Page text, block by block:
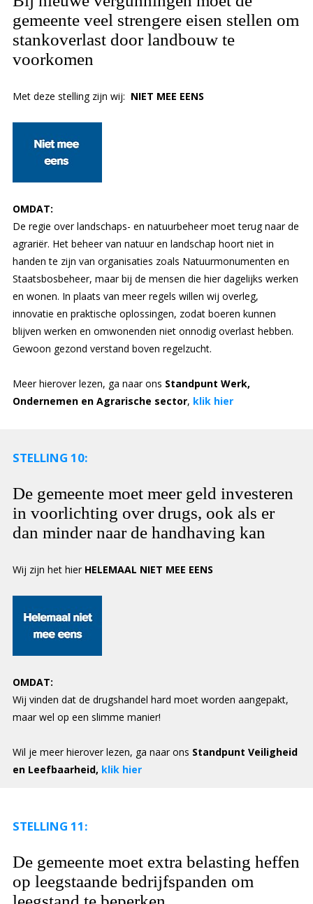
gemeente veel strengere eisen stellen om
stankoverlast door landbouw te
voorkomen
Met deze stelling zijn wij: NIET MEE EENS
OMDAT:
De regie over landschaps- en natuurbeheer moet terug naar de
agrariër. Het beheer van natuur en landschap hoort niet in
handen te zijn van organisaties zoals Natuurmonumenten en
Staatsbosbeheer, maar bij de mensen die hier dagelijks werken
en wonen. In plaats van meer regels willen wij overleg,
innovatie en praktische oplossingen, zodat boeren kunnen
blijven werken en omwonenden niet onnodig overlast hebben.
Gewoon gezond verstand boven regelzucht.
Meer hierover lezen, ga naar ons Standpunt Werk,
Ondernemen en Agrarische sector, klik hier
STELLING 10:
De gemeente moet meer geld investeren
in voorlichting over drugs, ook als er
dan minder naar de handhaving kan
Wij zijn het hier HELEMAAL NIET MEE EENS
OMDAT:
Wij vinden dat de drugshandel hard moet worden aangepakt,
maar wel op een slimme manier!
Wil je meer hierover lezen, ga naar ons Standpunt Veiligheid
en Leefbaarheid, klik hier
STELLING 11:
De gemeente moet extra belasting heffen
op leegstaande bedrijfspanden om